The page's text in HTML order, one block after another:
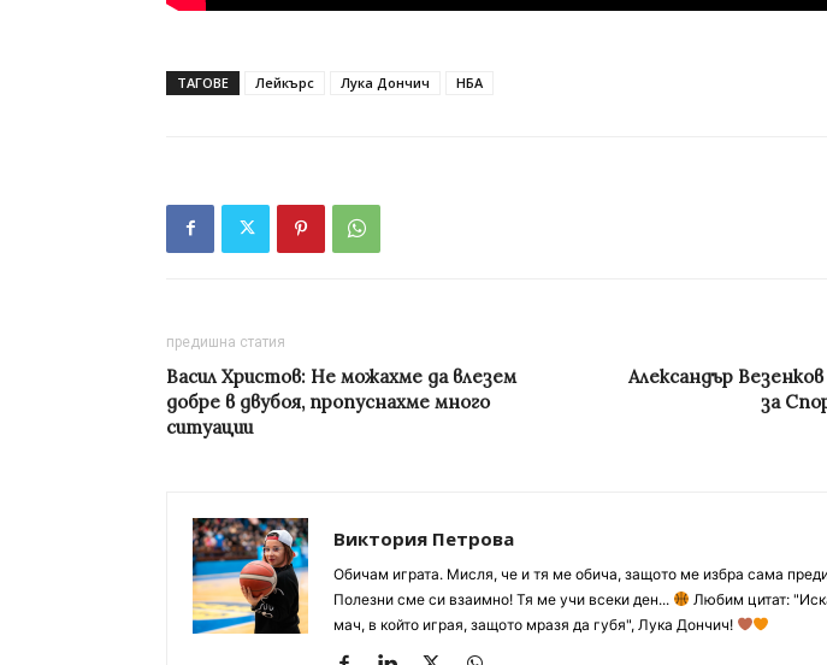
ТАГОВЕ Лейкърс Лука Дончич НБА
предишна статия
Васил Христов: Не можахме да влезем
добре в двубоя, пропуснахме много
ситуации
Aлександър
за
Виктория Петрова
Обичам играта. Мисля, че и тя ме обича, защото ме избра сама
Полезни сме си взаимно! Тя ме учи всеки ден...
Любим цитат:
мач, в който играя, защото мразя да губя", Лука Дончич!